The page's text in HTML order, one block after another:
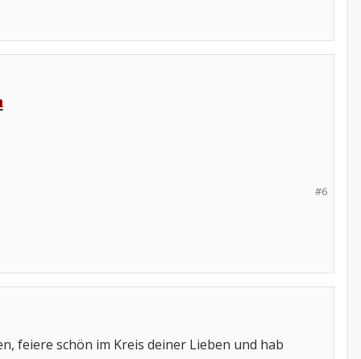
#6
feiere schön im Kreis deiner Lieben und hab